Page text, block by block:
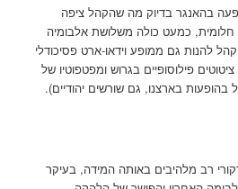
בהאנגר בדיוק מה שהקהל ציפה
כמעט כולה משלושת אלבומיה
להנות גם ממופע וידאו-ארט פסיכודלי
פילוסופיים בגרוש ומפטפוטיו של
בהופעות בארצנו, גם שורשים יהודיים).
רב מלהיבים באותה המידה, בעיקר